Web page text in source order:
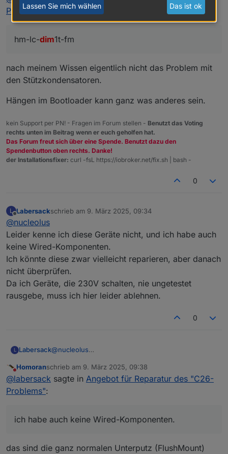
senken.
gesetzt dass mich der Mut etwas verlassen hat das
einigermaßen funktional wieder zusammenzulöten.
ektrolytische-kondensatoren-tht/elite/
https://www.tme.eu/de/details/eeaga1c100/elektrolyt
ische-kondensatoren-tht/panasonic/
https://www.tme.eu/de/details/eeufr1c101b/elektrolyt
ische-kondensatoren-tht/panasonic/
War echt nicht einfach nen Anbieter zu finden bei
dem man alle benötigten Elkos an einem Ort
bekommt und besonders der erste war echt nicht
einfach zu finden.
Nun meine Frage, darf ich dir 3 von den defekten
hm-lc-dim1t-fm zusammen mit den beschafften Elkos
benötigten Elkos bei.
Oder darf ich dir sogar die 3 teilzerlöteten mit
beilegen?
Mit bestem Gruß aus Südhessen.
Problems"
hm-lc-dim1t-fm
nach meinem Wissen eigentlich nicht das Problem mit
den Stützkondensatoren.
Hängen im Bootloader kann ganz was anderes sein.
kein Support per PN! - Fragen im Forum stellen - Benutzt das Voting
rechts unten im Beitrag wenn er euch geholfen hat.
Das Forum freut sich über eine Spende. Benutzt dazu den
Spendenbutton oben rechts. Danke!
der Installationsfixer: curl -fsL https://iobroker.net/fix.sh | bash -
0
L
Offline
Labersackschrieb am 9. März 2025, 09:34
zuletzt editiert von
@nucleolus
Leider kenne ich diese Geräte nicht, und ich habe auch
keine Wired-Komponenten.
Ich könnte diese zwar vielleicht reparieren, aber danach
nicht überprüfen.
Da ich Geräte, die 230V schalten, nie ungetestet
rausgebe, muss ich hier leider ablehnen.
0
L Labersack@nucleolus
auch keine Wired-Komponenten.
Ich könnte diese zwar vielleicht reparieren, aber
Nicht stören
Homoranschrieb am 9. März 2025, 09:38
zuletzt editiert von
@labersack sagte in Angebot für Reparatur des "C26-
Problems":
ich habe auch keine Wired-Komponenten.
das sind die ganz normalen Unterputz (FlushMount)
Lassen Sie mich wählen Das ist ok